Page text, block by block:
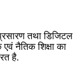
तथा डिजिटल
नैतिक शिक्षा का
है.